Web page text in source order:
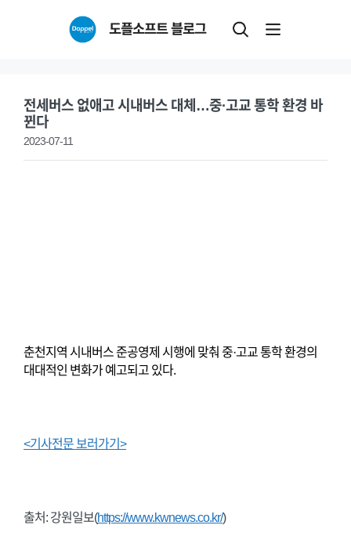
도플소프트 블로그
전세버스 없애고 시내버스 대체…중·고교 통학 환경 바
뀐다
2023-07-11
춘천지역 시내버스 준공영제 시행에 맞춰 중·고교 통학 환경의
대대적인 변화가 예고되고 있다.
<기사전문 보러가기>
출처: 강원일보(https://www.kwnews.co.kr/)